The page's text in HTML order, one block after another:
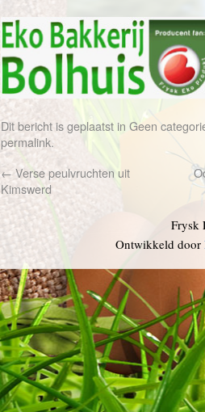
Dit bericht is geplaatst in Geen
permalink.
← Verse peulvruchten uit
Kimswerd
Frysk
Ontwikkeld door